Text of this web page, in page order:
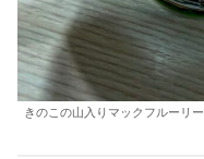
きのこの山入りマックフルーリー